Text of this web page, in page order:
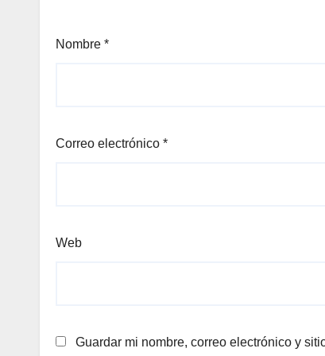
Nombre *
Correo electrónico *
Web
Guardar mi nombre, correo electrónico y